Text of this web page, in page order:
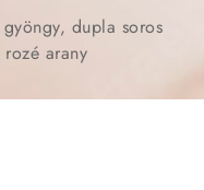
gyöngy, dupla soros
arany